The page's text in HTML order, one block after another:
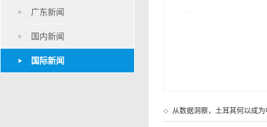
广东新闻
国内新闻
国际新闻
从数据洞察，土耳其何以成